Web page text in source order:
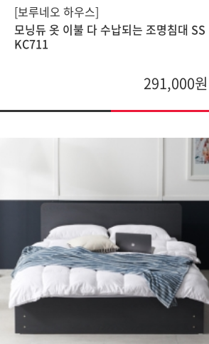
[보루네오 하우스]
모닝듀 옷 이불 다 수납되는 조명침대 SS
KC711
291,000원